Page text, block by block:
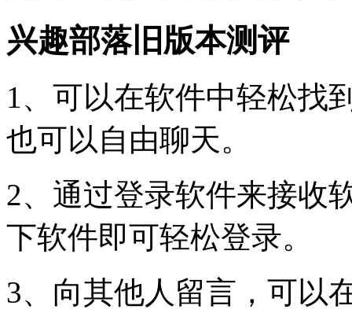
兴趣部落旧版本测评
1、可以在软件中轻松找
也可以自由聊天。
2、通过登录软件来接收
下软件即可轻松登录。
3、向其他人留言，可以